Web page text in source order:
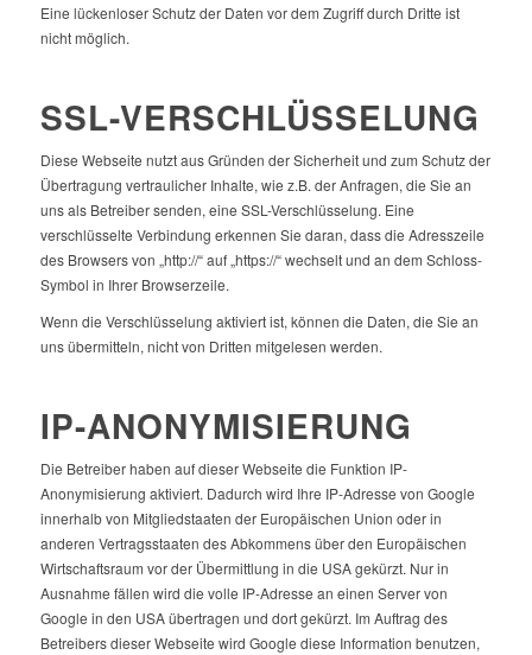
Eine lückenloser Schutz der Daten vor dem Zugriff durch Dritte ist
nicht möglich.
SSL-VERSCHLÜSSELUNG
Diese Webseite nutzt aus Gründen der Sicherheit und zum Schutz der
Übertragung vertraulicher Inhalte, wie z.B. der Anfragen, die Sie an
uns als Betreiber senden, eine SSL-Verschlüsselung. Eine
verschlüsselte Verbindung erkennen Sie daran, dass die Adresszeile
des Browsers von „http://“ auf „https://“ wechselt und an dem Schloss-
Symbol in Ihrer Browserzeile.
Wenn die Verschlüsselung aktiviert ist, können die Daten, die Sie an
uns übermitteln, nicht von Dritten mitgelesen werden.
IP-ANONYMISIERUNG
Die Betreiber haben auf dieser Webseite die Funktion IP-
Anonymisierung aktiviert. Dadurch wird Ihre IP-Adresse von Google
innerhalb von Mitgliedstaaten der Europäischen Union oder in
anderen Vertragsstaaten des Abkommens über den Europäischen
Wirtschaftsraum vor der Übermittlung in die USA gekürzt. Nur in
Ausnahme fällen wird die volle IP-Adresse an einen Server von
Google in den USA übertragen und dort gekürzt. Im Auftrag des
Betreibers dieser Webseite wird Google diese Information benutzen,